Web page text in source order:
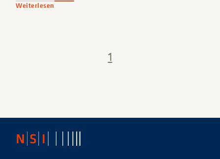
Weiterlesen
1